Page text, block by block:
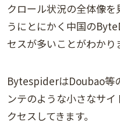
クロール状況の全体像
うにとにかく中国の
セスが多いことがわかり
BytespiderはDoubao等
ンテのような小さなサ
クセスしてきます。